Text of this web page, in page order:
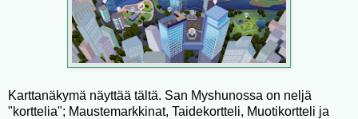
Karttanäkymä näyttää tältä. San Myshunossa on neljä
"korttelia"; Maustemarkkinat, Taidekortteli, Muotikortteli ja